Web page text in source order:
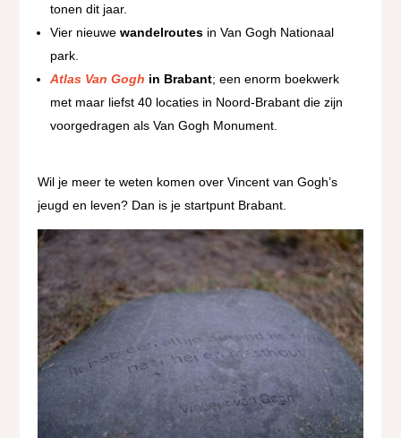
tonen dit jaar.
Vier nieuwewandelroutes in Van Gogh Nationaal
park.
Atlas Van Gogh in Brabant; een enorm boekwerk
met maar liefst 40 locaties in Noord-Brabant die zijn
voorgedragen als Van Gogh Monument.
Wil je meer te weten komen over Vincent van Gogh’s
jeugd en leven? Dan is je startpunt Brabant.